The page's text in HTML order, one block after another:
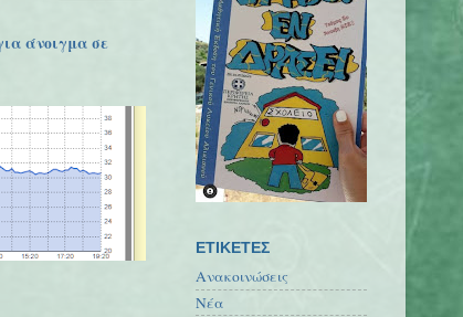
άνοιγμα σε
ΕΤΙΚΕΤΕΣ
Ανακοινώσεις
Νέα